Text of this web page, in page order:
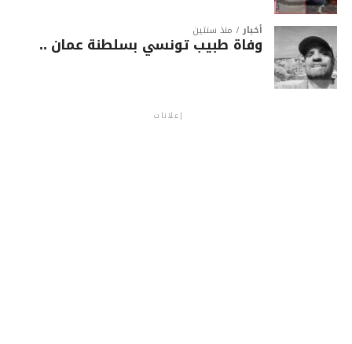
أخبار منذ سنتين
وفاة طبيب تونسي بسلطنة عمان ..
إعلانات